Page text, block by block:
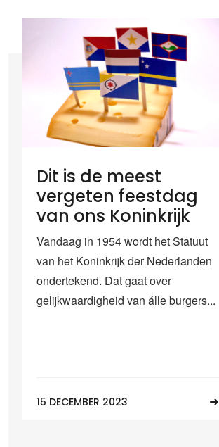
Dit is de meest
vergeten feestdag
van ons Koninkrijk
Vandaag in 1954 wordt het Statuut
van het Koninkrijk der Nederlanden
ondertekend. Dat gaat over
gelijkwaardigheid van álle burgers...
15 DECEMBER 2023